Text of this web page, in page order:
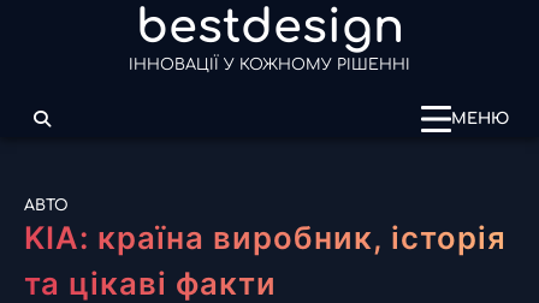
bestdesign
ІННОВАЦІЇ У КОЖНОМУ РІШЕННІ
МЕНЮ
АВТО
KIA: країна виробник, історія
та цікаві факти